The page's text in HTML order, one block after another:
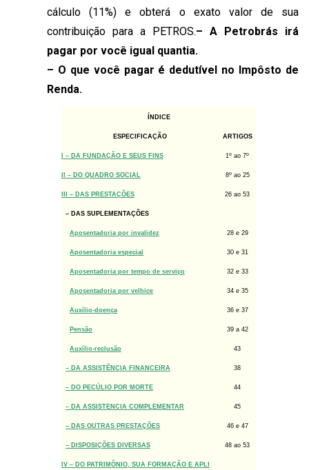
cálculo (11%) e obterá o exato valor de sua
contribuição para a PETROS.– A Petrobrás irá
pagar por você igual quantia.
– O que você pagar é dedutível no Impôsto de
Renda.
ÍNDICE
ESPECIFICAÇÃO ARTIGOS
I – DA FUNDAÇÃO E SEUS FINS 1o ao 7o
II – DO QUADRO SOCIAL 8oao 25
III – DAS PRESTAÇÕES 26 ao 53
– DAS SUPLEMENTAÇÕES
Aposentadoria por invalidez 28 e 29
Aposentadoria especial 30 e 31
Aposentadoria por tempo de serviço 32 e 33
Aposentadoria por velhice 34 e 35
Auxílio-doença 36 e 37
Pensão 39 a 42
Auxílio-reclusão 43
– DA ASSISTÊNCIA FINANCEIRA 38
– DO PECÚLIO POR MORTE 44
– DA ASSISTENCIA COMPLEMENTAR 45
– DAS OUTRAS PRESTAÇÕES 46 e 47
– DISPOSIÇÕES DIVERSAS 48 ao 53
IV – DO PATRIMÔNIO, SUA FORMAÇÃO E APLI